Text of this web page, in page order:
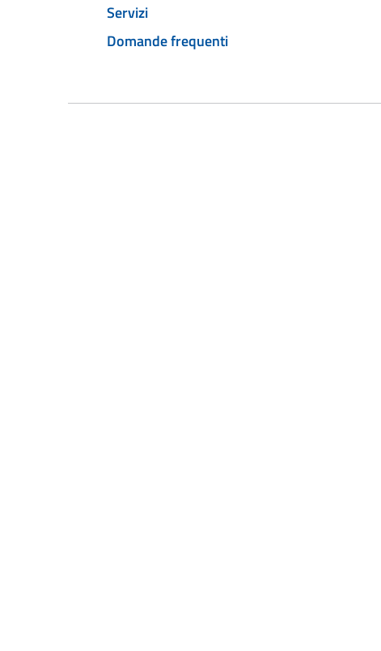
Servizi
Domande frequenti